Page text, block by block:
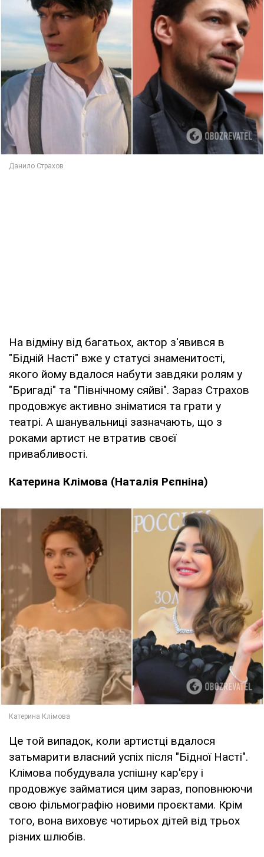
На відміну від багатьох, актор з'явився в
"Бідній Насті" вже у статусі знаменитості,
якого йому вдалося набути завдяки ролям у
"Бригаді" та "Північному сяйві". Зараз Страхов
продовжує активно зніматися та грати у
театрі. А шанувальниці зазначають, що з
роками артист не втратив своєї
привабливості.
Катерина Клімова (Наталія Рєпніна)
Це той випадок, коли артистці вдалося
затьмарити власний успіх після "Бідної Насті".
Клімова побудувала успішну кар'єру і
продовжує займатися цим зараз, поповнюючи
свою фільмографію новими проєктами. Крім
того, вона виховує чотирьох дітей від трьох
різних шлюбів.